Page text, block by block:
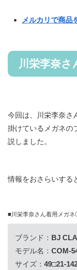
メルカリで商
川栄李奈
今回は、川栄李奈さ
掛けているメガネの
説しました。
情報をおさらいする
■川栄李奈さん着用メガ
ブランド： BJ
モデル名： COM-
サイズ： 49□21-